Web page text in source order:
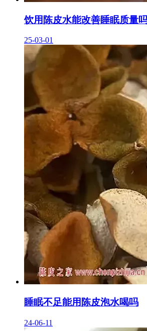
饮用陈皮水能改善睡眠质量
25-03-01
睡眠不足能用陈皮泡水喝吗
24-06-11